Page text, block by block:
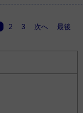
2 3 次へ 最後